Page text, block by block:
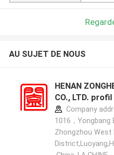
AU SUJET DE NOUS
HENAN
CO., LTD.
Company
1016，Yongbang
Zhongzhou West